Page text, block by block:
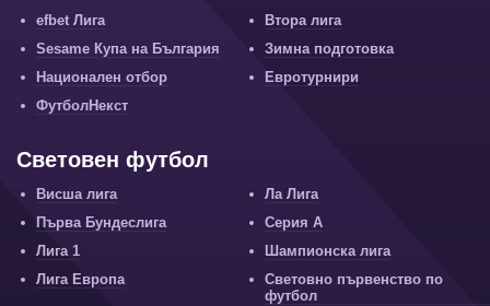
efbet Лига
Втора лига
Sesame Купа на България
Зимна подготовка
Национален отбор
Евротурнири
ФутболНекст
Световен футбол
Висша лига
Ла Лига
Първа Бундеслига
Серия А
Лига 1
Шампионска лига
Лига Европа
Световно първенство по
футбол